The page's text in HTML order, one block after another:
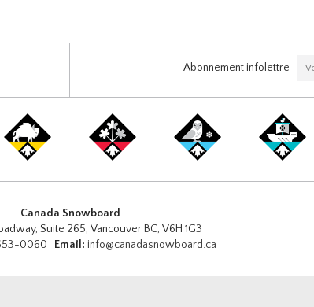
Abonnement infolettre
Canada Snowboard
Suite 265, Vancouver BC, V6H 1G3
0060 Email: info@canadasnowboard.ca